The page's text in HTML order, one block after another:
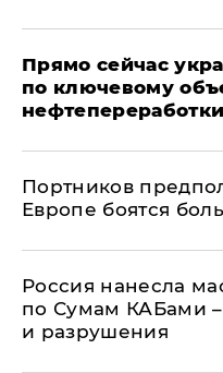
Прямо сейчас
по ключевому
Портников
Европе боятся
Россия нанесла
по Сумам КАБами
и разрушения